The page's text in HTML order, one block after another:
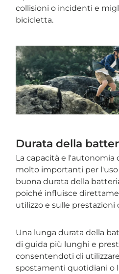
collisioni o incidenti e
bicicletta.
Durata della
La capacità e l'autonomia
molto importanti per
buona durata della
poiché influisce
utilizzo e sulle prestazioni
Una lunga durata della
di guida più lunghi e
consentendoti di
spostamenti quotidiani o